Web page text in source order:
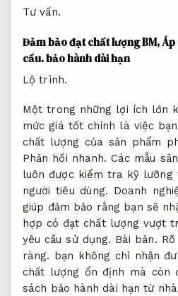
Tư vấn.
Đảm bảo đạt chất lượng BM,Áp
cầu.bảo hành dài hạn
Lộ trình.
Một trong những lợi ích lớn
mức giá tốt chính là việc
chất lượng của sản phẩm
Phản hồi nhanh. Các mẫu
luôn được kiểm tra kỹ
người tiêu dùng. Doanh
giúp đảm bảo rằng bạn sẽ
hợp có đạt chất lượng vượt
yêu cầu sử dụng. Bài bản.
ràng. bạn không chỉ nhận
chất lượng ổn định mà còn
sách bảo hành dài hạn từ